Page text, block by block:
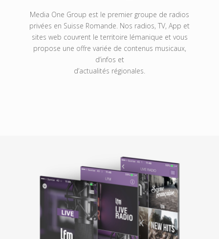
Media One Group est le premier groupe de radios
privées en Suisse Romande. Nos radios, TV, App et
sites web couvrent le territoire lémanique et vous
propose une offre variée de contenus musicaux,
d’infos et
d’actualités régionales.